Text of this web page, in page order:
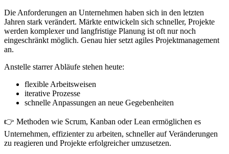
Die Anforderungen an Unternehmen haben sich in den letzten
Jahren stark verändert. Märkte entwickeln sich schneller, Projekte
werden komplexer und langfristige Planung ist oft nur noch
eingeschränkt möglich. Genau hier setzt agiles Projektmanagement
an.
Anstelle starrer Abläufe stehen heute:
flexible Arbeitsweisen
iterative Prozesse
schnelle Anpassungen an neue Gegebenheiten
👉 Methoden wie Scrum, Kanban oder Lean ermöglichen es
Unternehmen, effizienter zu arbeiten, schneller auf Veränderungen
zu reagieren und Projekte erfolgreicher umzusetzen.